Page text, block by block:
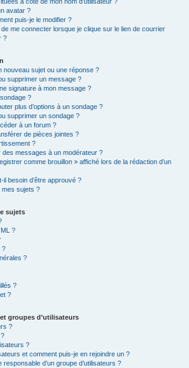
à côté de mon nom d’utilisateur ?
avatar ?
puis-je le modifier ?
de me connecter lorsque je clique sur le lien de courrier
?
nouveau sujet ou une réponse ?
supprimer un message ?
signature à mon message ?
?
plus d’options à un sondage ?
supprimer un sondage ?
à un forum ?
de pièces jointes ?
?
messages à un modérateur ?
comme brouillon » affiché lors de la rédaction d’un
besoin d’être approuvé ?
mes sujets ?
sujets
?
?
?
?
?
groupes d’utilisateurs
?
?
et comment puis-je en rejoindre un ?
d’un groupe d’utilisateurs ?